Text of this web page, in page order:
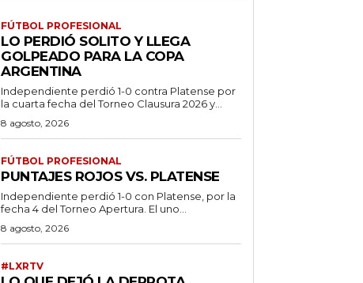
FÚTBOL PROFESIONAL
LO PERDIÓ SOLITO Y LLEGA
GOLPEADO PARA LA COPA
ARGENTINA
Independiente perdió 1-0 contra Platense por
la cuarta fecha del Torneo Clausura 2026 y...
8 agosto, 2026
FÚTBOL PROFESIONAL
PUNTAJES ROJOS VS. PLATENSE
Independiente perdió 1-0 con Platense, por la
fecha 4 del Torneo Apertura. El uno...
8 agosto, 2026
#LXRTV